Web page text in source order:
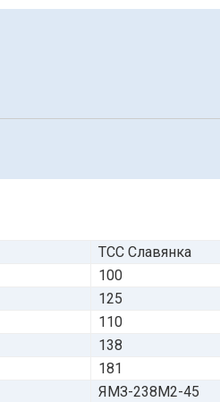
ТСС Славянка
100
125
110
138
181
ЯМЗ-238М2-45